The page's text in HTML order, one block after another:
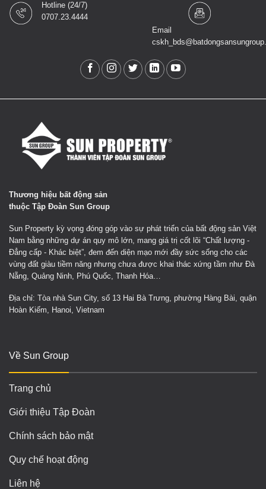
Hotline (24/7)
0707.23.4444
Email
Thương hiệu bất động sản
thuộc Tập Đoàn Sun Group
Sun Property kỳ vọng đóng góp vào sự phát triển của bất động sản Việt
Nam bằng những dự án quy mô lớn, mang giá trị cốt lõi “Chất lượng -
Đẳng cấp - Khác biệt”, đem đến diện mạo mới đầy sức sống cho các
vùng đất giàu tiềm năng nhưng chưa được khai thác xứng tầm như Đà
Nẵng, Quảng Ninh, Phú Quốc, Thanh Hóa…
Địa chỉ: Tòa nhà Sun City, số 13 Hai Bà Trưng, phường Hàng Bài, quận
Hoàn Kiếm, Hanoi, Vietnam
Về Sun Group
Trang chủ
Giới thiệu Tập Đoàn
Chính sách bảo mật
Quy chế hoạt động
Liên hệ